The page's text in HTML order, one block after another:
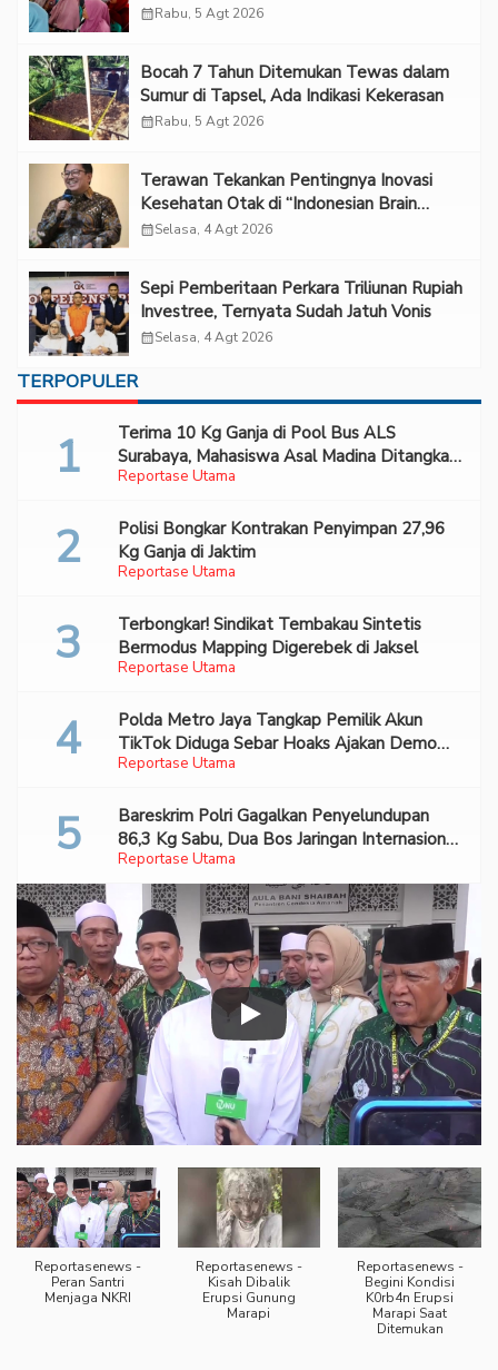
calendar_monthRabu, 5 Agt 2026
Bocah 7 Tahun Ditemukan Tewas dalam
Sumur di Tapsel, Ada Indikasi Kekerasan
calendar_monthRabu, 5 Agt 2026
Terawan Tekankan Pentingnya Inovasi
Kesehatan Otak di “Indonesian Brain
Forum 2026 UPN Veteran Jakarta”
calendar_monthSelasa, 4 Agt 2026
Sepi Pemberitaan Perkara Triliunan Rupiah
Investree, Ternyata Sudah Jatuh Vonis
calendar_monthSelasa, 4 Agt 2026
TERPOPULER
Reportase Utama
Terima 10 Kg Ganja di Pool Bus ALS
Surabaya, Mahasiswa Asal Madina Ditangkap
Bareskrim
Reportase Utama
Polisi Bongkar Kontrakan Penyimpan 27,96
Kg Ganja di Jaktim
Reportase Utama
Terbongkar! Sindikat Tembakau Sintetis
Bermodus Mapping Digerebek di Jaksel
Reportase Utama
Polda Metro Jaya Tangkap Pemilik Akun
TikTok Diduga Sebar Hoaks Ajakan Demo
Turunkan Prabowo-Gibran
Reportase Utama
Bareskrim Polri Gagalkan Penyelundupan
86,3 Kg Sabu, Dua Bos Jaringan Internasional
Diburu
Reportasenews -
Peran Santri
Menjaga NKRI
Reportasenews -
Kisah Dibalik
Erupsi Gunung
Marapi
Reportasenews -
Begini Kondisi
K0rb4n Erupsi
Marapi Saat
Ditemukan